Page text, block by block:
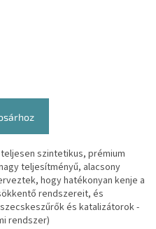
teljesen szintetikus, prémium
teljesítményű, alacsony
hogy hatékonyan kenje a
rendszereit, és
és katalizátorok -
rendszer)